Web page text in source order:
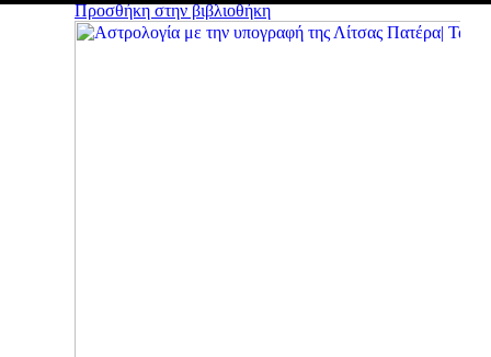
Προσθήκη στην βιβλιοθήκη